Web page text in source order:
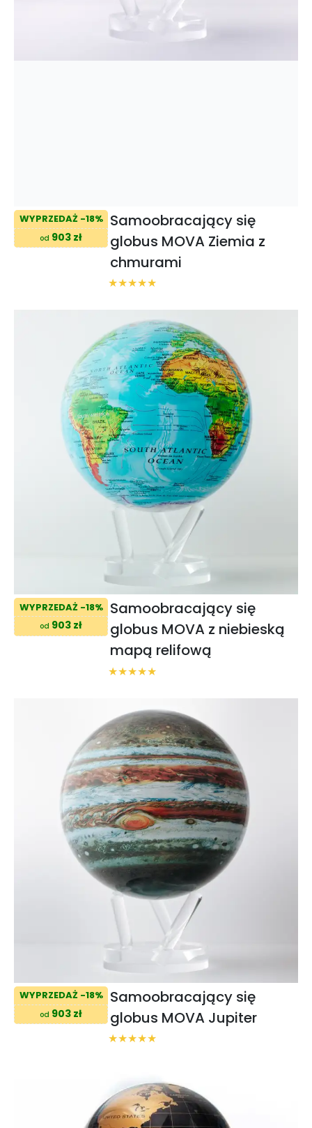
WYPRZEDAŻ -18%
od 903 zł
Samoobracający się
globus MOVA Ziemia z
chmurami
WYPRZEDAŻ -18%
od 903 zł
Samoobracający się
globus MOVA z niebieską
mapą relifową
WYPRZEDAŻ -18%
od 903 zł
Samoobracający się
globus MOVA Jupiter